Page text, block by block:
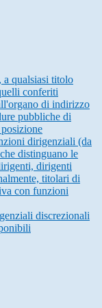
qualsiasi titolo
conferiti
di indirizzo
pubbliche di
dirigenziali (da
distinguano le
dirigenti
titolari di
con funzioni
discrezionali